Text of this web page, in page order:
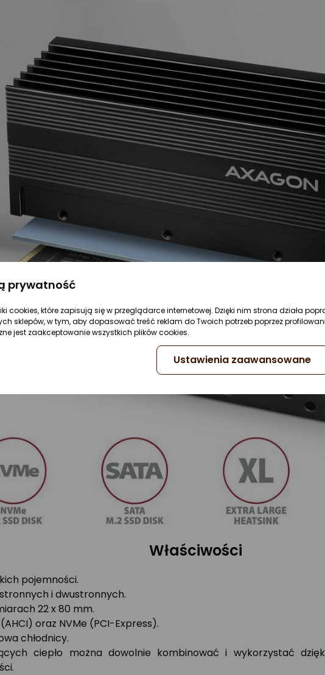
Właściwości
pojemności.
i dwustronnych.
22 x 80 mm.
oraz NVMe (PCI-Express).
chłodnicy.
ciepło można dowolnie kombinować i wykorzystać
prywatność
cookies, które zapisują się w przeglądarce internetowej. Dzięki nim strona działa
sklepów, w tym, aby dopasować treść reklam do Twoich potrzeb poprzez
jest zaakceptowanie wszystkich plików cookies.
Ustawienia zaawansowane